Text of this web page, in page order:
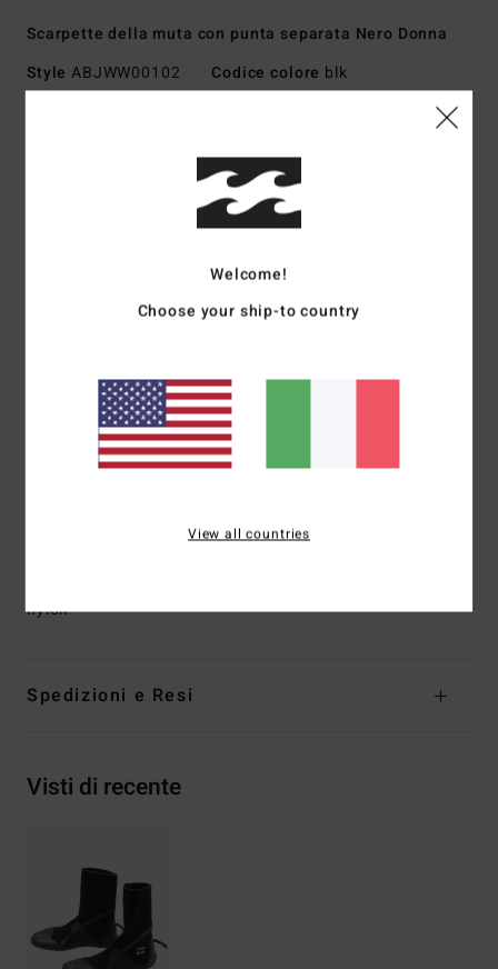
Scarpette della muta con punta separata Nero Donna
Style ABJWW00102 Codice colore blk
esterno in misto di neoprene pro stretch
Tessuto interno in silicone elasticizzato
realizzata con pneumatici rigenerati e scampoli di
Cuciture esterne:GBS (glued and blind stitched) per la
massima flessibilità e minime infiltrazioni
Forma:scarpina in neoprene con punta separata
nascosta
supporto vulcanizzato dell'arco plantare
nylon
Spedizioni e Resi
Visti di recente
Welcome!
Choose your ship-to country
View all countries